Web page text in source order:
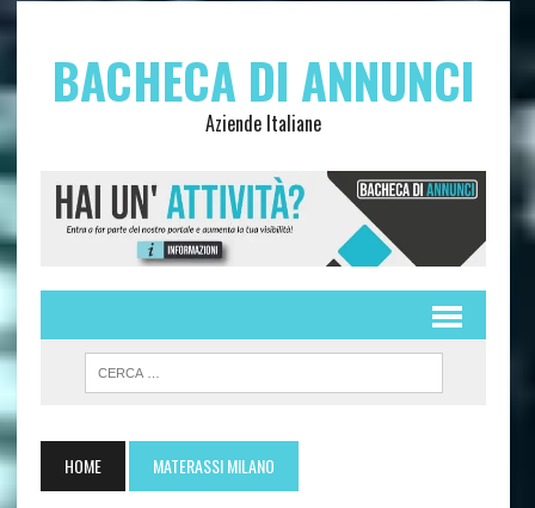
BACHECA DI ANNUNCI
Aziende Italiane
HOME MATERASSI MILANO